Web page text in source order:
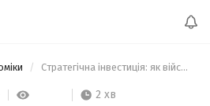
Стратегічна інвестиція: як військова допомога Україні впливає на економіку США
2 хв